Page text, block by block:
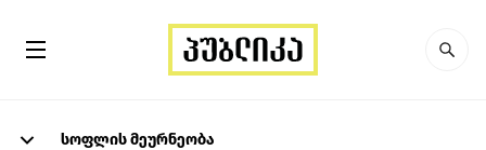
სოფლის მეურნეობა